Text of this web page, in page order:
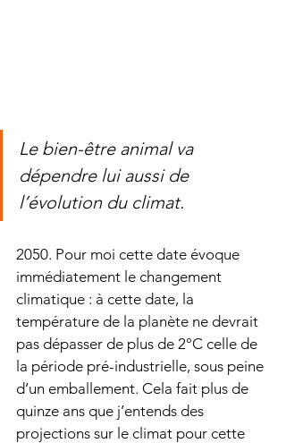
Le bien-être animal va
dépendre lui aussi de
l’évolution du climat.
2050. Pour moi cette date évoque
immédiatement le changement
climatique : à cette date, la
température de la planète ne devrait
pas dépasser de plus de 2°C celle de
la période pré-industrielle, sous peine
d’un emballement. Cela fait plus de
quinze ans que j’entends des
projections sur le climat pour cette